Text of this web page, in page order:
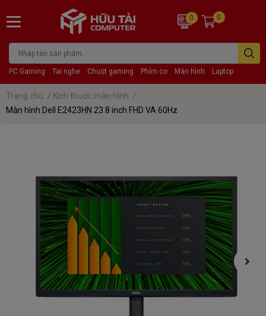
PC Gaming Tai nghe Chuột gaming Phím cơ Màn hình Laptop
0 0
Trang chủ / Kích thước màn hình /
Màn hình Dell E2423HN 23.8 inch FHD VA 60Hz